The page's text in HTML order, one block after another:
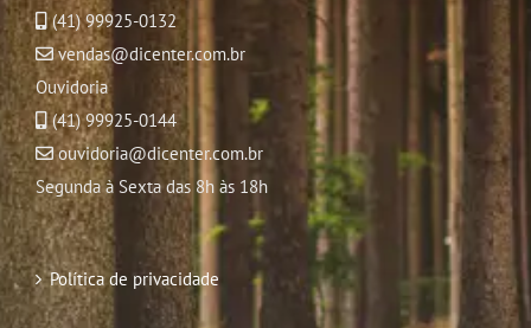
(41) 99925-0132
vendas@dicenter.com.br
Ouvidoria
(41) 99925-0144
ouvidoria@dicenter.com.br
Segunda à Sexta das 8h às 18h
Política de privacidade